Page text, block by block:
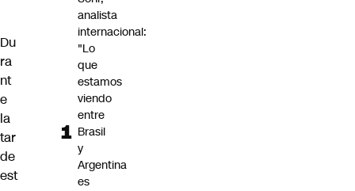
Du
ra
nt
e
la
tar
de
est
analista
internacional:
"Lo
que
estamos
viendo
entre
Brasil
y
Argentina
es